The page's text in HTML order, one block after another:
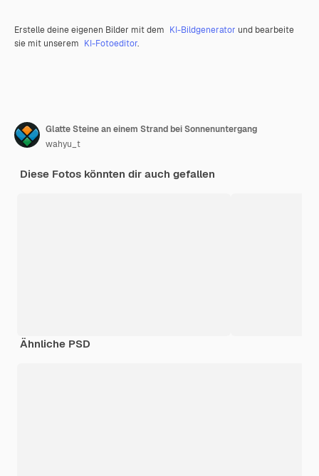
Erstelle deine eigenen Bilder mit dem KI-Bildgenerator und bearbeite
sie mit unserem KI-Fotoeditor.
Glatte Steine an einem Strand bei Sonnenuntergang
wahyu_t
Diese Fotos könnten dir auch gefallen
Ähnliche PSD